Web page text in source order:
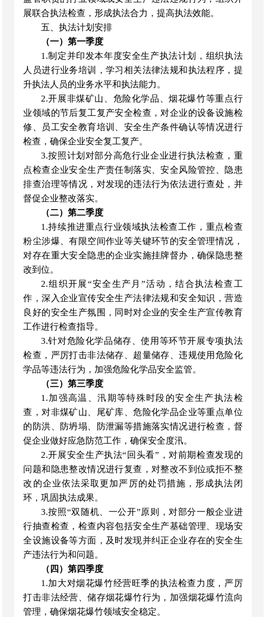
展联合执法检查，形成执法合力，提高执法效能。
五、执法计划安排
（一）第一季度
1.制定并印发本年度安全生产执法计划，组织执法
人员进行业务培训，学习相关法律法规和执法程序，提
升执法人员的业务水平和执法能力。
2.开展非煤矿山、危险化学品、烟花爆竹等重点行
业领域的节后复工复产安全检查，对企业的设备设施检
修、员工安全教育培训、安全生产条件确认等情况进行
检查，确保企业安全复工复产。
3.按照计划对部分高危行业企业进行执法检查，重
点检查企业安全生产责任制落实、安全风险管控、隐患
排查治理等情况，对发现的违法行为依法进行查处，并
督促企业整改落实。
（二）第二季度
1.持续推进重点行业领域执法检查工作，重点检查
粉尘涉爆、有限空间作业等关键环节的安全管理情况，
对存在重大安全隐患的企业实施挂牌督办，确保隐患整
改到位。
2.组织开展“安全生产月”活动，结合执法检查工
作，深入企业宣传安全生产法律法规和安全知识，营造
良好的安全生产氛围，同时对企业的安全生产宣传教育
工作进行检查指导。
3.针对危险化学品储存、使用等环节开展专项执法
检查，严厉打击非法储存、超量储存、违规使用危险化
学品等违法行为，加强危险化学品安全监管。
（三）第三季度
1.加强高温、汛期等特殊时段的安全生产执法检
查，对非煤矿山、尾矿库、危险化学品企业等重点单位
的防洪、防坍塌、防泄漏等措施落实情况进行检查，督
促企业做好应急防范工作，确保安全度汛。
2.开展安全生产执法“回头看”，对前期检查发现的
问题和隐患整改情况进行复查，对整改不到位或拒不整
改的企业依法采取更加严厉的处罚措施，形成执法闭
环，巩固执法成果。
3.按照“双随机、一公开”原则，对部分一般企业进
行抽查检查，检查内容包括安全生产基础管理、现场安
全设施设备等方面，及时发现并纠正企业存在的安全生
产违法行为和问题。
（四）第四季度
1.加大对烟花爆竹经营旺季的执法检查力度，严厉
打击非法经营、储存烟花爆竹行为，加强烟花爆竹流向
管理，确保烟花爆竹领域安全稳定。